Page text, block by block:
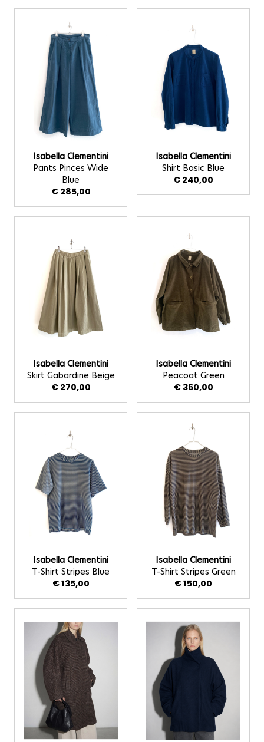
Isabella Clementini
Pants Pinces Wide
Blue
€ 285,00
Isabella Clementini
Shirt Basic Blue
€ 240,00
Isabella Clementini
Skirt Gabardine Beige
€ 270,00
Isabella Clementini
Peacoat Green
€ 360,00
Isabella Clementini
T-Shirt Stripes Blue
€ 135,00
Isabella Clementini
T-Shirt Stripes Green
€ 150,00